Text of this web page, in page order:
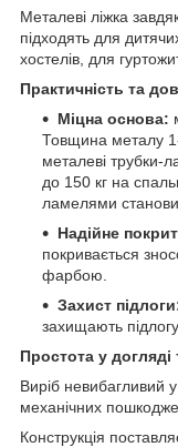
Металеві ліжка
підходять для
хостелів, для
Практичність та
Міцна основа:
Товщина металу
металеві трубки-
до 150 кг на
ламелями
Надійне
покривається
фарбою.
Захист
захищають
Простота у догляді
Виріб невибагливий
механічних
Конструкція